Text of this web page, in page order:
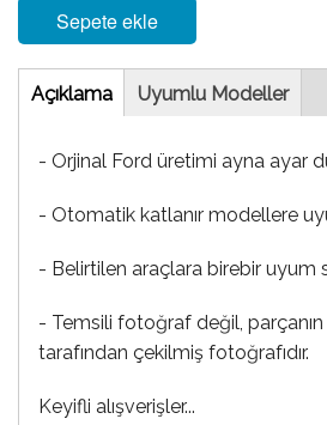
Sepete ekle
Tab
Açıklama(etkinUyumlu Modeller
- Orjinal Ford üretimi ayna ayar
- Otomatik katlanır modellere
- Belirtilen araçlara birebir uyum
- Temsili fotoğraf değil,
tarafından çekilmiş fotoğrafıdır.
Keyifli alışverişler...